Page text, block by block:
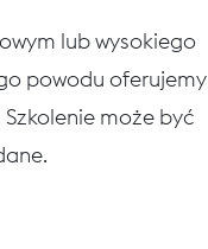
lub wysokiego
powodu oferujemy
może być